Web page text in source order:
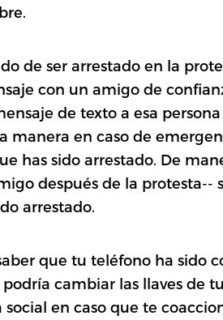
de ser arrestado en la
con un amigo de
de texto a esa
manera en caso de
has sido arrestado. De
después de la protesta--
arrestado.
que tu teléfono ha sido
cambiar las llaves de
en caso que te